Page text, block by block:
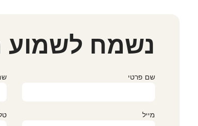
נשמח לשמוע
שם פרטי
מייל